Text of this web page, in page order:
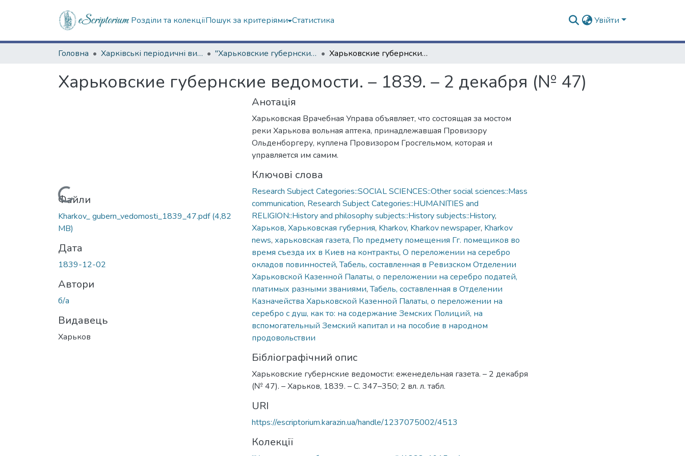
Розділи та колекціїПошук за критеріями Статистика Увійти
Головна Харківські періодичні видання "Харьковские губернские ведомости" (1838–1915 гг.) Харьковские губернские ведомости. – 1839. – 2 декабря (№ 47)
Харьковские губернские ведомости. – 1839. – 2 декабря (№ 47)
Вантажиться...
Файли
Kharkov_ gubern_vedomosti_1839_47.pdf(4,82
MB)
Дата
1839-12-02
Автори
б/а
Видавець
Харьков
Анотація
Харьковская Врачебная Управа объявляет, что состоящая за мостом
реки Харькова вольная аптека, принадлежавшая Провизору
Ольденборгеру, куплена Провизором Гросгельмом, которая и
управляется им самим.
Ключові слова
Research Subject Categories::SOCIAL SCIENCES::Other social sciences::Mass
communication, Research Subject Categories::HUMANITIES and
RELIGION::History and philosophy subjects::History subjects::History,
Харьков, Харьковская губерния, Kharkov, Kharkov newspaper, Kharkov
news, харьковская газета, По предмету помещения Гг. помещиков во
время съезда их в Киев на контракты, О переложении на серебро
окладов повинностей,Табель, составленная в Ревизском Отделении
Харьковской Казенной Палаты, о переложении на серебро податей,
платимых разными званиями,Табель, составленная в Отделении
Казначейства Харьковской Казенной Палаты, о переложении на
серебро с душ, как то: на содержание Земских Полиций, на
вспомогательный Земский капитал и на пособие в народном
продовольствии
Бібліографічний опис
Харьковские губернские ведомости: еженедельная газета. – 2 декабря
(№ 47). – Харьков, 1839. – С. 347–350; 2 вл. л. табл.
URI
https://escriptorium.karazin.ua/handle/1237075002/4513
Колекції